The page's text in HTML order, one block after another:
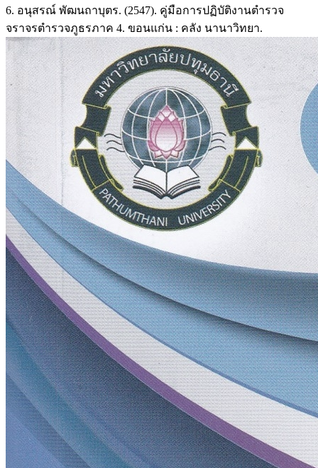
6. อนุสรณ์ พัฒนถาบุตร. (2547). คู่มือการปฏิบัติงานตำรวจ
จราจรตำรวจภูธรภาค 4. ขอนแก่น : คลัง นานาวิทยา.